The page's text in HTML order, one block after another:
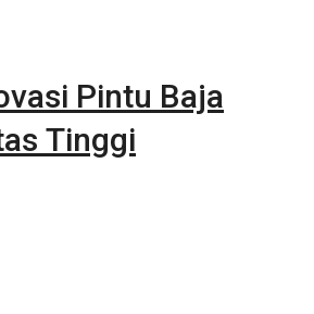
Pintu Baja
Tinggi